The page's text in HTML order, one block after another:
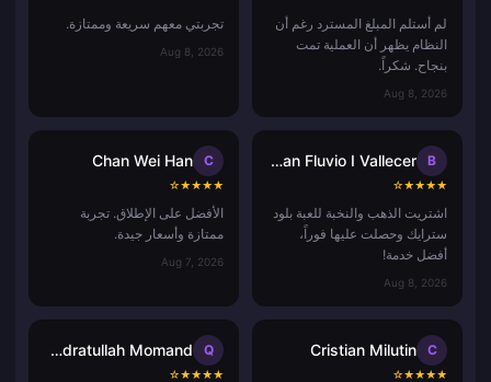
لم أستلم المبلغ المسترد رغم أن
النظام يظهر أن العملية تمت
بنجاح. شكراً.
Aug 8, 2026
تجربتي معهم سريعة وممتازة.
Aug 8, 2026
B
Bryan Fluvio I Vallecer
★
★
★
★
☆
اشتريت الذهب والنخبة للعبة بلود
سترايك وحصلت عليها فوراً،
أفضل خدمة!
Aug 8, 2026
C
Chan Wei Han
★
★
★
★
☆
الأفضل على الإطلاق. تجربة
ممتازة وأسعار جيدة.
Aug 7, 2026
C
Cristian Milutin
★
★
★
★
☆
Q
Qudratullah Momand
★
★
★
★
☆